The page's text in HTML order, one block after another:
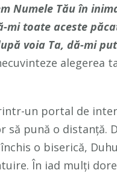
Numele Tău în
mi toate aceste
voia Ta, dă-mi
alegerea
un portal de
să pună o distanță.
o biserică,
În iad mulți